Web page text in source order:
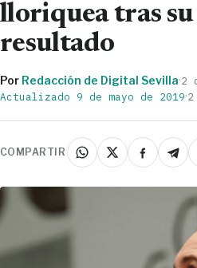
lloriquea tras
resultado
Por Redacción de Digital Sevilla·2
Actualizado 9 de mayo de 2019·
COMPARTIR